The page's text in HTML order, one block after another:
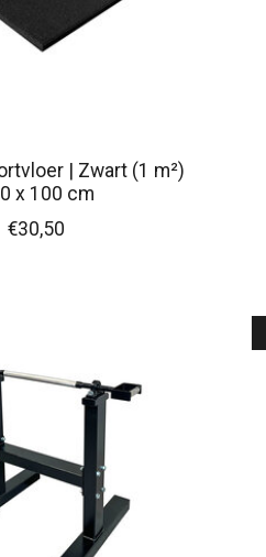
| Zwart (1 m²)
x 100 cm
€30,50